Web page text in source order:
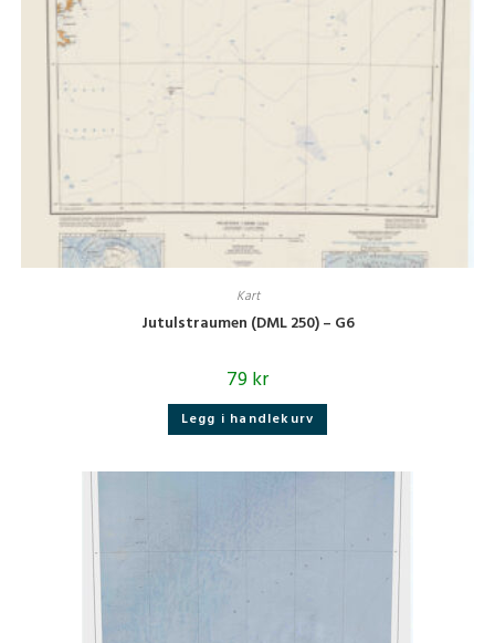
Kart
Jutulstraumen (DML 250) – G6
79kr
Legg i handlekurv